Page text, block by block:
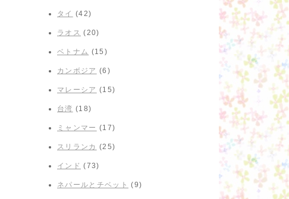
タイ (42)
ラオス (20)
ベトナム (15)
カンボジア (6)
マレーシア (15)
台湾 (18)
ミャンマー (17)
スリランカ (25)
インド (73)
ネパールとチベット (9)